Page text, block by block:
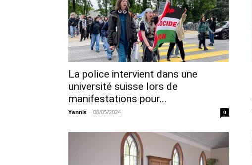
La police intervient dans une
université suisse lors de
manifestations pour...
Yannis - 08/05/2024 0